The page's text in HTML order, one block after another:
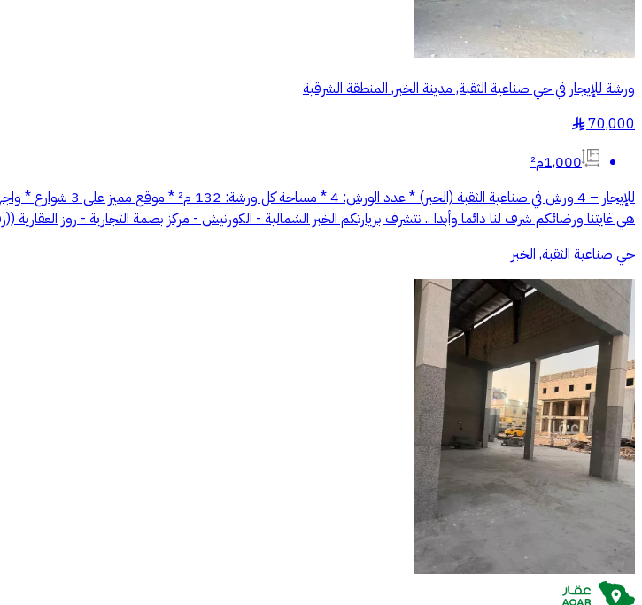
ورشة للإيجار في حي صناعية الثقبة, مدينة الخبر, المنطقة الشرقية
70,000
§
1,000م²
للإيجار – 4 ورش في
هي غايتنا ورضائكم شرف لنا دائما وأبدا .. نتشرف بزيارتكم الخبر الشمالية - الكورنيش - مركز بصمة التجارية - روز
حي صناعية الثقبة, الخبر